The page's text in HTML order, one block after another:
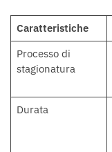
Caratteristiche
Processo di
stagionatura
Durata